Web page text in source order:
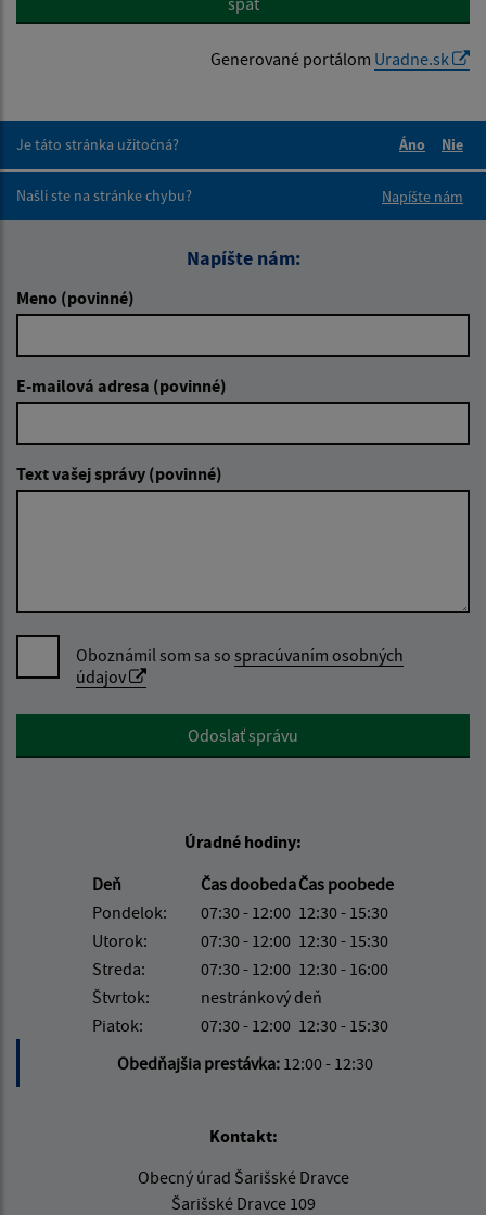
Generované portálom Uradne.sk
Je táto stránka užitočná?
Áno
Nie
Našli ste na stránke chybu?
Napíšte nám
Napíšte nám:
Meno (povinné)
E-mailová adresa (povinné)
Text vašej správy (povinné)
Oboznámil som sa so spracúvaním osobných
údajov
Google reCaptcha ResponseOdoslať správu
Úradné hodiny:
Deň
Čas doobedaČas poobede
Pondelok:
07:30 - 12:00 12:30 - 15:30
Utorok:
07:30 - 12:00 12:30 - 15:30
Streda:
07:30 - 12:00 12:30 - 16:00
Štvrtok:
nestránkový deň
Piatok:
07:30 - 12:00 12:30 - 15:30
Obedňajšia prestávka: 12:00 - 12:30
Kontakt:
Obecný úrad Šarišské Dravce
Šarišské Dravce 109